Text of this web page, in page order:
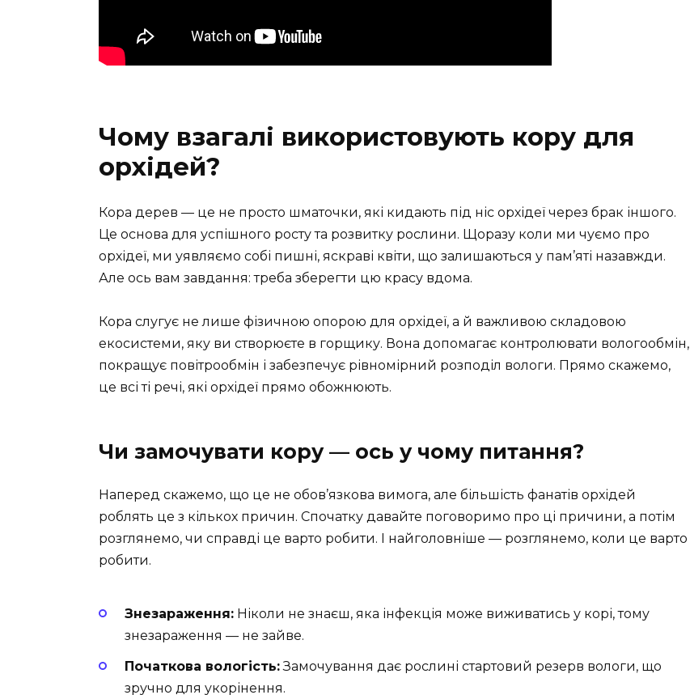
Чому взагалі використовують кору для
орхідей?
Кора дерев — це не просто шматочки, які кидають під ніс орхідеї через брак іншого.
Це основа для успішного росту та розвитку рослини. Щоразу коли ми чуємо про
орхідеї, ми уявляємо собі пишні, яскраві квіти, що залишаються у пам’яті назавжди.
Але ось вам завдання: треба зберегти цю красу вдома.
Кора слугує не лише фізичною опорою для орхідеї, а й важливою складовою
екосистеми, яку ви створюєте в горщику. Вона допомагає контролювати вологообмін,
покращує повітрообмін і забезпечує рівномірний розподіл вологи. Прямо скажемо,
це всі ті речі, які орхідеї прямо обожнюють.
Чи замочувати кору — ось у чому питання?
Наперед скажемо, що це не обов’язкова вимога, але більшість фанатів орхідей
роблять це з кількох причин. Спочатку давайте поговоримо про ці причини, а потім
розглянемо, чи справді це варто робити. І найголовніше — розглянемо, коли це варто
робити.
Знезараження: Ніколи не знаєш, яка інфекція може виживатись у корі, тому
знезараження — не зайве.
Початкова вологість:Замочування дає рослині стартовий резерв вологи, що
зручно для укорінення.